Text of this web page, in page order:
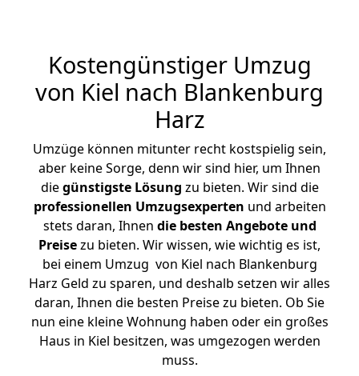
Kostengünstiger Umzug
von Kiel nach Blankenburg
Harz
Umzüge können mitunter recht kostspielig sein,
aber keine Sorge, denn wir sind hier, um Ihnen
diegünstigste Lösung zu bieten. Wir sind die
professionellen Umzugsexperten und arbeiten
stets daran, Ihnen die besten Angebote und
Preisezu bieten. Wir wissen, wie wichtig es ist,
bei einem Umzug von Kiel nach Blankenburg
Harz Geld zu sparen, und deshalb setzen wir alles
daran, Ihnen die besten Preise zu bieten. Ob Sie
nun eine kleine Wohnung haben oder ein großes
Haus in Kiel besitzen, was umgezogen werden
muss.